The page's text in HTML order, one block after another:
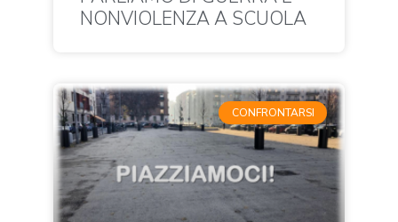
NONVIOLENZA A SCUOLA
CONFRONTARSI